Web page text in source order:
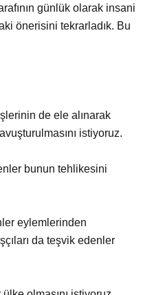
günlük olarak insani
önerisini tekrarladık. Bu
de ele alınarak
istiyoruz.
bunun tehlikesini
eylemlerinden
da teşvik edenler